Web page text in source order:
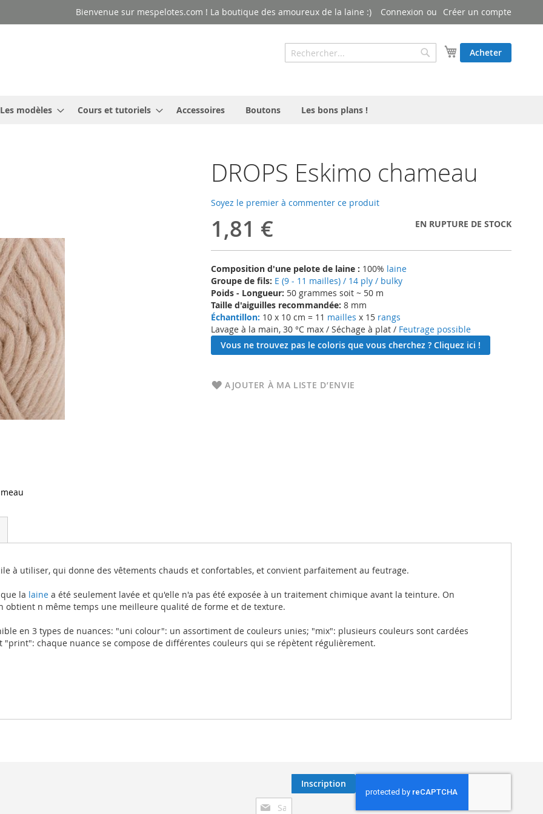
Bienvenue sur mespelotes.com ! La boutique des amoureux de la laine :) Connexion Créer un compte
Mon panier
Acheter
Rechercher
Rechercher
Les modèles Cours et tutoriels Accessoires Boutons Les bons plans !
DROPS Eskimo chameau
Soyez le premier à commenter ce produit
1,81 € EN RUPTURE DE STOCK
Composition d'une pelote de laine : 100% laine
Groupe de fils: E (9 - 11 mailles) / 14 ply / bulky
Poids - Longueur: 50 grammes soit ~ 50 m
Taille d'aiguilles recommandée: 8 mm
Échantillon: 10 x 10 cm = 11 mailles x 15 rangs
Lavage à la main, 30 °C max / Séchage à plat / Feutrage possible
Vous ne trouvez pas le coloris que vous cherchez ? Cliquez ici !
AJOUTER À MA LISTE D’ENVIE
à utiliser, qui donne des vêtements chauds et confortables, et convient parfaitement au feutrage.
la laine a été seulement lavée et qu'elle n'a pas été exposée à un traitement chimique avant la teinture. On
obtient n même temps une meilleure qualité de forme et de texture.
en 3 types de nuances: "uni colour": un assortiment de couleurs unies; "mix": plusieurs couleurs sont cardées
chaque nuance se compose de différentes couleurs qui se répètent régulièrement.
Inscription
Inscription